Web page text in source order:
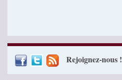
Rejoignez-nous !